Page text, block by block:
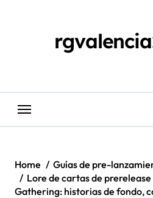
Home
Guías de pre-
Lore de cartas de prerelease
Gathering: historias de fondo,